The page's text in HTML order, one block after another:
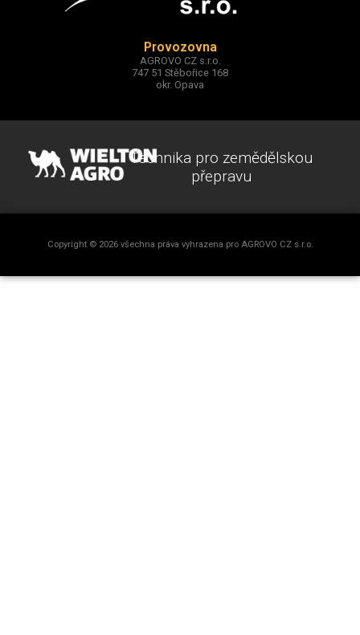
Provozovna
AGROVO CZ s.r.o.
747 51 Stěbořice 168
okr. Opava
Technika pro zemědělskou
přepravu
Copyright © 2026 všechna práva vyhrazena pro AGROVO CZ s.r.o.